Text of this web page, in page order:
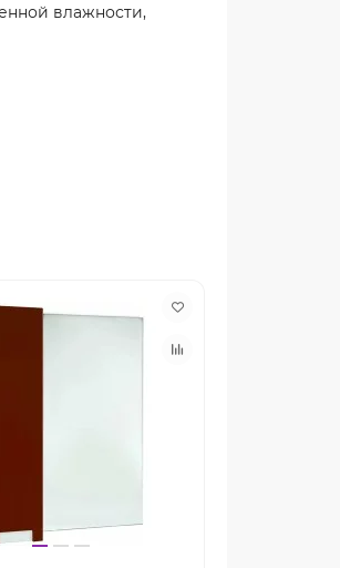
влажности,